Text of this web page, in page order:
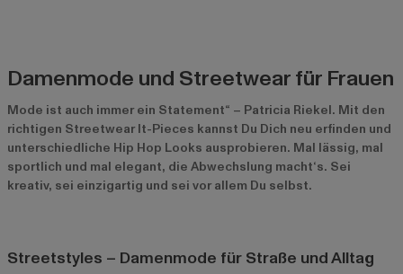
Damenmode und Streetwear für Frauen
Mode ist auch immer ein Statement“ – Patricia Riekel. Mit den
richtigen Streetwear It-Pieces kannst Du Dich neu erfinden und
unterschiedliche Hip Hop Looks ausprobieren. Mal lässig, mal
sportlich und mal elegant, die Abwechslung macht‘s. Sei
kreativ, sei einzigartig und sei vor allem Du selbst.
Streetstyles – Damenmode für Straße und Alltag